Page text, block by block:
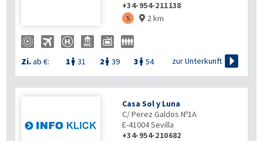
+34-954-211138
5  2 km
Zi.ab €: 1  31 2  39 3  54 zur Unterkunft 
Casa Sol y Luna
C/ Perez Galdos Nº1A
E-41004Sevilla
+34-954-210682